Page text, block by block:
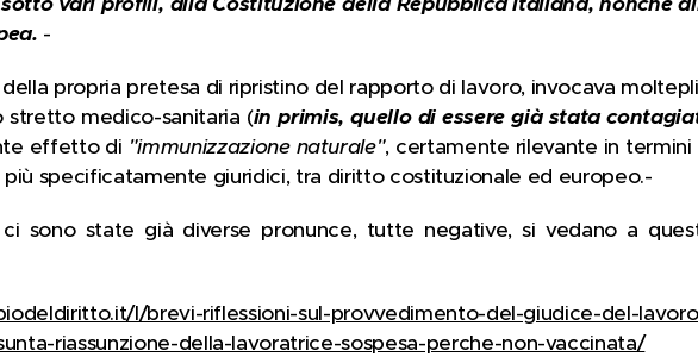
-
propria pretesa di ripristino del rapporto di lavoro, invocava
stretto medico-sanitaria (in primis, quello di essere già stata
effetto di "immunizzazione naturale", certamente rilevante in termini
specificatamente giuridici, tra diritto costituzionale ed europeo.-
sono state già diverse pronunce, tutte negative, si vedano a
l/brevi-riflessioni-sul-provvedimento-del-giudice-del-
riassunzione-della-lavoratrice-sospesa-perche-non-vaccinata/